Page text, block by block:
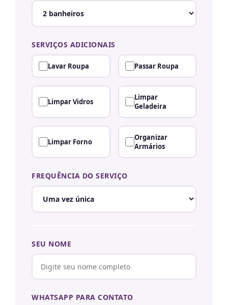
SERVIÇOS ADICIONAIS
Lavar Roupa Passar Roupa
Limpar Vidros
Limpar
Geladeira
Limpar Forno
Organizar
Armários
FREQUÊNCIA DO SERVIÇO
SEU NOME
WHATSAPP PARA CONTATO